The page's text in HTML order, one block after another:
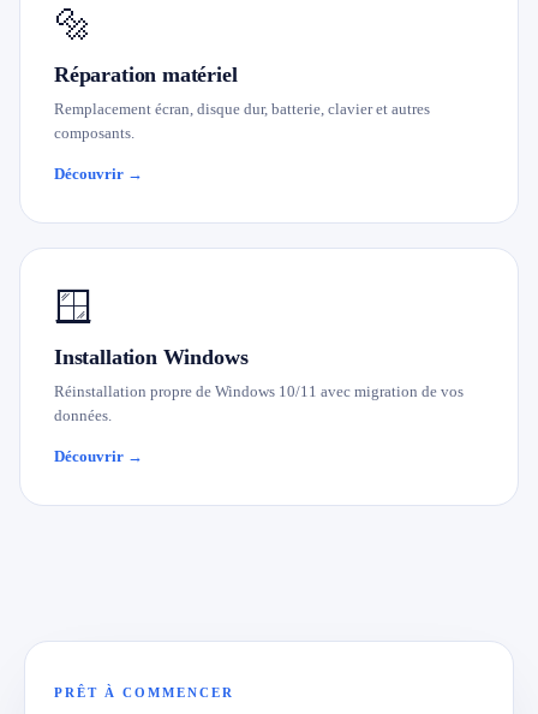
🔩
Réparation matériel
Remplacement écran, disque dur, batterie, clavier et autres
composants.
Découvrir →
🪟
Installation Windows
Réinstallation propre de Windows 10/11 avec migration de vos
données.
Découvrir →
PRÊT À COMMENCER